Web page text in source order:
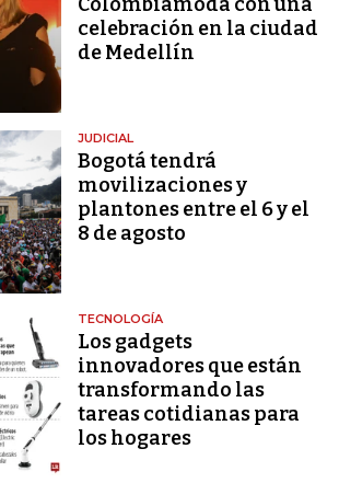
celebración en la ciudad
de Medellín
JUDICIAL
Bogotá tendrá
movilizaciones y
plantones entre el 6 y el
8 de agosto
TECNOLOGÍA
Los gadgets
innovadores que están
transformando las
tareas cotidianas para
los hogares